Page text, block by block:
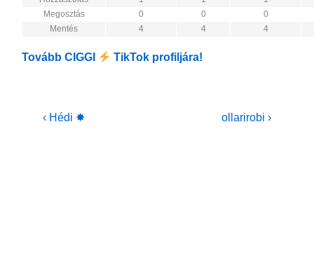
Megosztás
0 0
0
Mentés
4 4 4
Tovább CIGGI TikTok profiljára!
Bejegyzés
Previous
‹ Hédi ✸
Next
ollarirobi ›